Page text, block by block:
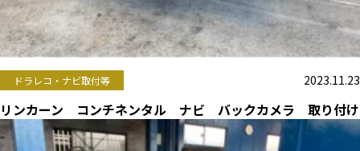
ドラレコ・ナビ取付等 2023.11.23
リンカーン コンチネンタル ナビ バックカメラ 取り付け